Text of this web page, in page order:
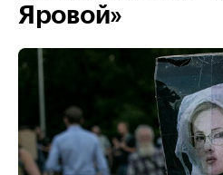
Яровой»